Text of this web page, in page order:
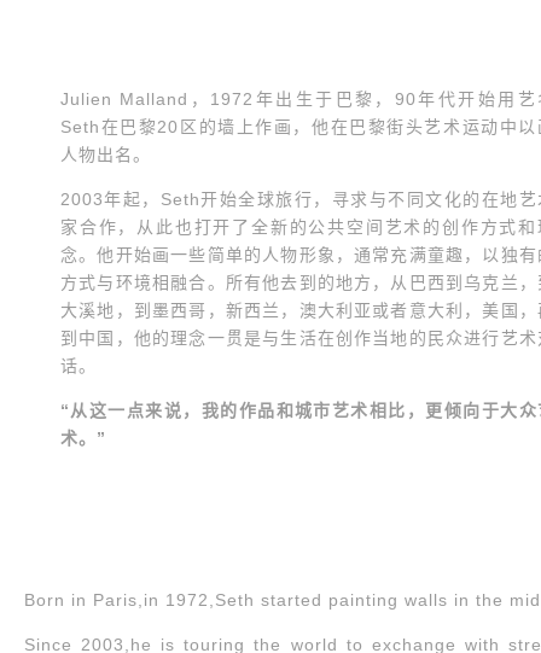
Julien Malland，1972年出生于巴黎，90年代开始用艺
Seth在巴黎20区的墙上作画，他在巴黎街头艺术运动中以
人物出名。
2003年起，Seth开始全球旅行，寻求与不同文化的在地艺
家合作，从此也打开了全新的公共空间艺术的创作方式和
念。他开始画一些简单的人物形象，通常充满童趣，以独有
方式与环境相融合。所有他去到的地方，从巴西到乌克兰，
大溪地，到墨西哥，新西兰，澳大利亚或者意大利，美国，
到中国，他的理念一贯是与生活在创作当地的民众进行艺术
话。
“从这一点来说，我的作品和城市艺术相比，更倾向于大众
术。”
Born in Paris,in 1972,Seth started painting walls in the mid
Since 2003,he is touring the world to exchange with